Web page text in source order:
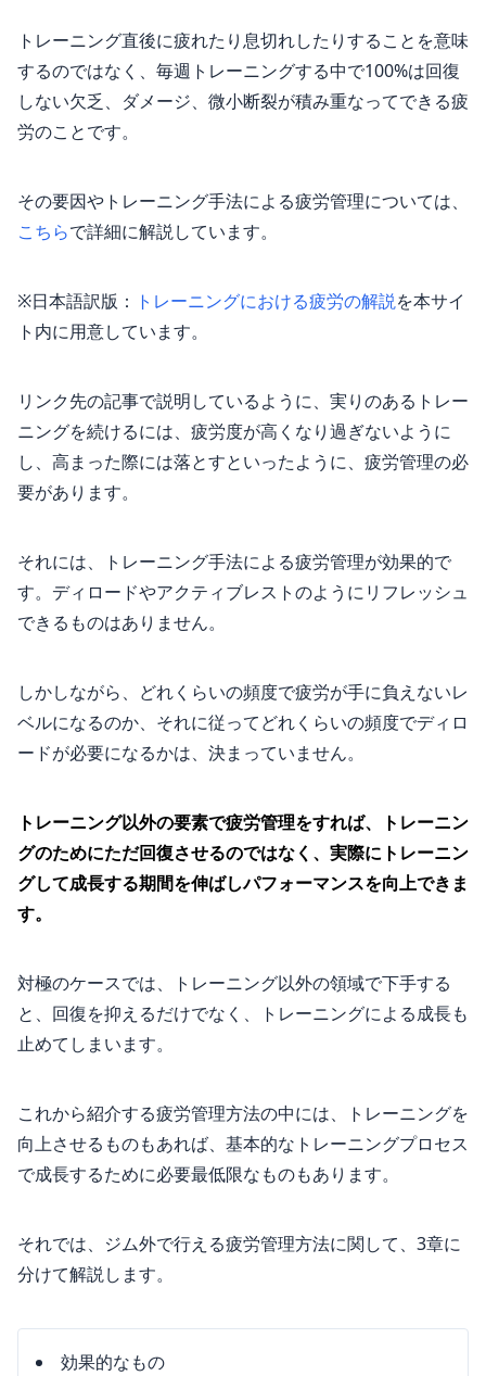
トレーニング直後に疲れたり息切れしたりすることを意味
するのではなく、毎週トレーニングする中で100%は回復
しない欠乏、ダメージ、微小断裂が積み重なってできる疲
労のことです。
その要因やトレーニング手法による疲労管理については、
こちらで詳細に解説しています。
※日本語訳版： トレーニングにおける疲労の解説を本サイ
ト内に用意しています。
リンク先の記事で説明しているように、実りのあるトレー
ニングを続けるには、疲労度が高くなり過ぎないように
し、高まった際には落とすといったように、疲労管理の必
要があります。
それには、トレーニング手法による疲労管理が効果的で
す。ディロードやアクティブレストのようにリフレッシュ
できるものはありません。
しかしながら、どれくらいの頻度で疲労が手に負えないレ
ベルになるのか、それに従ってどれくらいの頻度でディロ
ードが必要になるかは、決まっていません。
トレーニング以外の要素で疲労管理をすれば、トレーニン
グのためにただ回復させるのではなく、実際にトレーニン
グして成長する期間を伸ばしパフォーマンスを向上できま
す。
対極のケースでは、トレーニング以外の領域で下手する
と、回復を抑えるだけでなく、トレーニングによる成長も
止めてしまいます。
これから紹介する疲労管理方法の中には、トレーニングを
向上させるものもあれば、基本的なトレーニングプロセス
で成長するために必要最低限なものもあります。
それでは、ジム外で行える疲労管理方法に関して、3章に
分けて解説します。
効果的なもの